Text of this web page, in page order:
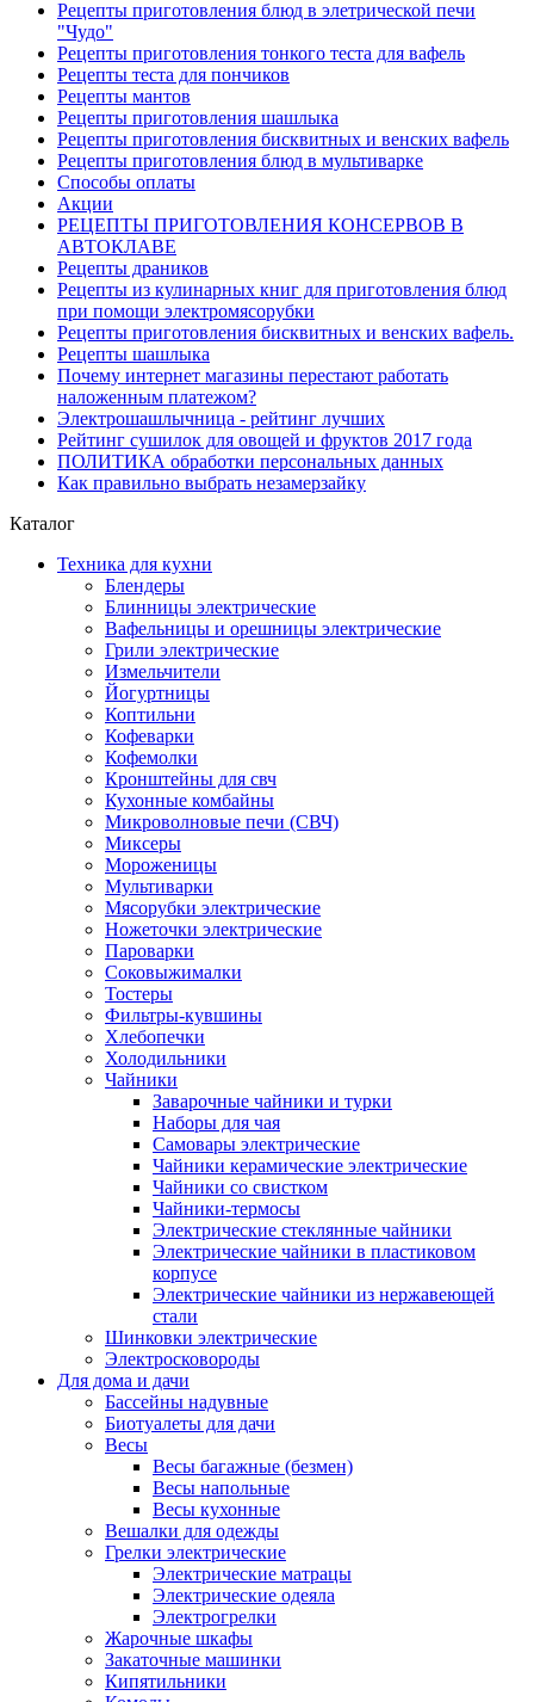
Рецепты приготовления блюд в элетрической печи
"Чудо"
Рецепты приготовления тонкого теста для вафель
Рецепты теста для пончиков
Рецепты мантов
Рецепты приготовления шашлыка
Рецепты приготовления бисквитных и венских вафель
Рецепты приготовления блюд в мультиварке
Способы оплаты
Акции
РЕЦЕПТЫ ПРИГОТОВЛЕНИЯ КОНСЕРВОВ В
АВТОКЛАВЕ
Рецепты драников
Рецепты из кулинарных книг для приготовления блюд
при помощи электромясорубки
Рецепты приготовления бисквитных и венских вафель.
Рецепты шашлыка
Почему интернет магазины перестают работать
наложенным платежом?
Электрошашлычница - рейтинг лучших
Рейтинг сушилок для овощей и фруктов 2017 года
ПОЛИТИКА обработки персональных данных
Как правильно выбрать незамерзайку
Каталог
Техника для кухни
Блендеры
Блинницы электрические
Вафельницы и орешницы электрические
Грили электрические
Измельчители
Йогуртницы
Коптильни
Кофеварки
Кофемолки
Кронштейны для свч
Кухонные комбайны
Микроволновые печи (СВЧ)
Миксеры
Мороженицы
Мультиварки
Мясорубки электрические
Ножеточки электрические
Пароварки
Соковыжималки
Тостеры
Фильтры-кувшины
Хлебопечки
Холодильники
Чайники
Заварочные чайники и турки
Наборы для чая
Самовары электрические
Чайники керамические электрические
Чайники со свистком
Чайники-термосы
Электрические стеклянные чайники
Электрические чайники в пластиковом
корпусе
Электрические чайники из нержавеющей
стали
Шинковки электрические
Электросковороды
Для дома и дачи
Бассейны надувные
Биотуалеты для дачи
Весы
Весы багажные (безмен)
Весы напольные
Весы кухонные
Вешалки для одежды
Грелки электрические
Электрические матрацы
Электрические одеяла
Электрогрелки
Жарочные шкафы
Закаточные машинки
Кипятильники